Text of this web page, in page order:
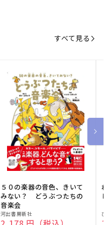
すべて見る
５０の楽器の音色、きいて
みない？ どうぶつたちの
音楽会
販
河出書房新社
ね
販ひ